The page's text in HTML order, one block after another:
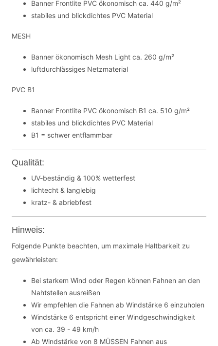
Banner Frontlite PVC ökonomisch ca. 440 g/m²
stabiles und blickdichtes PVC Material
MESH
Banner ökonomisch Mesh Light ca. 260 g/m²
luftdurchlässiges Netzmaterial
PVC B1
Banner Frontlite PVC ökonomisch B1 ca. 510 g/m²
stabiles und blickdichtes PVC Material
B1 = schwer entflammbar
Qualität:
UV-beständig & 100% wetterfest
lichtecht & langlebig
kratz- & abriebfest
Hinweis:
Folgende Punkte beachten, um maximale Haltbarkeit zu
gewährleisten:
Bei starkem Wind oder Regen können Fahnen an den
Nahtstellen ausreißen
Wir empfehlen die Fahnen ab Windstärke 6 einzuholen
Windstärke 6 entspricht einer Windgeschwindigkeit
von ca. 39 - 49 km/h
Ab Windstärke von 8 MÜSSEN Fahnen aus